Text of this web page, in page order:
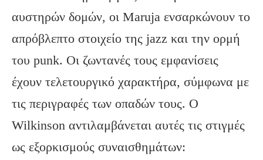
αυστηρών δομών, οι Maruja ενσαρκώνουν το
απρόβλεπτο στοιχείο της jazz και την ορμή
του punk. Οι ζωντανές τους εμφανίσεις
έχουν τελετουργικό χαρακτήρα, σύμφωνα με
τις περιγραφές των οπαδών τους. Ο
Wilkinson αντιλαμβάνεται αυτές τις στιγμές
ως εξορκισμούς συναισθημάτων: